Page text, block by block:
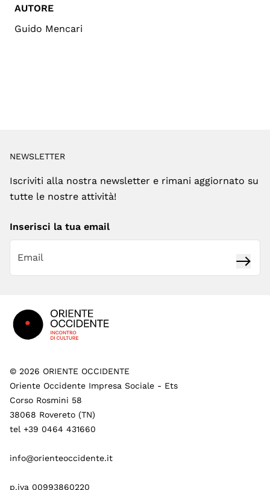
AUTORE
Guido Mencari
NEWSLETTER
Iscriviti alla nostra newsletter e rimani aggiornato su
tutte le nostre attività!
Inserisci la tua email
© 2026 ORIENTE OCCIDENTE
Oriente Occidente Impresa Sociale - Ets
Corso Rosmini 58
38068 Rovereto (TN)
tel +39 0464 431660
info@orienteoccidente.it
p.iva 00993860220